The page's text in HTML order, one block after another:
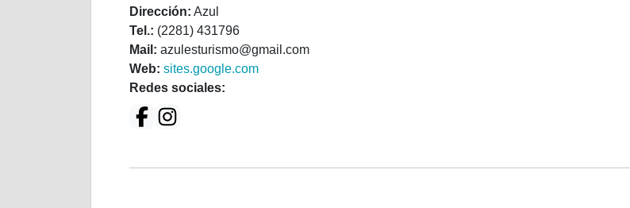
Dirección: Azul
Tel.: (2281) 431796
Mail: azulesturismo@gmail.com
Web: sites.google.com
Redes sociales: